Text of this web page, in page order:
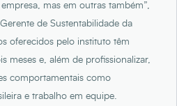
mas em outras também”,
de Sustentabilidade da
oferecidos pelo instituto têm
meses e, além de profissionalizar,
comportamentais como
e trabalho em equipe.